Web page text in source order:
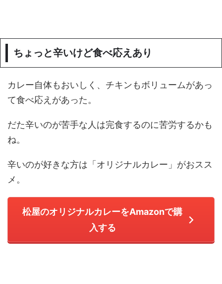
ちょっと辛いけど食べ応えあり
カレー自体もおいしく、チキンもボリュームがあっ
て食べ応えがあった。
だた辛いのが苦手な人は完食するのに苦労するかも
ね。
辛いのが好きな方は「オリジナルカレー」がおスス
メ。
松屋のオリジナルカレーをAmazonで購
入する